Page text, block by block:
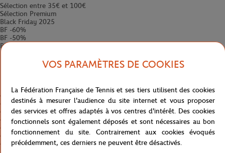
Sélection entre 35€ et 100€
Sélection Premium
Black Friday 2025
BF -60%
BF -50%
BF -40%
BF -30%
Enfants
Accessoires
Avant-Premières
AVP -60%
AVP -50%
AVP -40%
AVP -30%
AVP -20%
VOS PARAMÈTRES DE COOKIES
La Fédération Française de Tennis et ses tiers utilisent des cookies
destinés à mesurer l'audience du site internet et vous proposer
des services et offres adaptés à vos centres d'intérêt. Des cookies
fonctionnels sont également déposés et sont nécessaires au bon
fonctionnement du site. Contrairement aux cookies évoqués
précédemment, ces derniers ne peuvent être désactivés.